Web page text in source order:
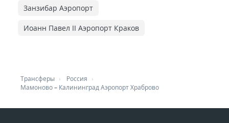
Занзибар Аэропорт
Иоанн Павел II Аэропорт Краков
Трансферы
Россия
Мамоново– Калининград Аэропорт Храброво